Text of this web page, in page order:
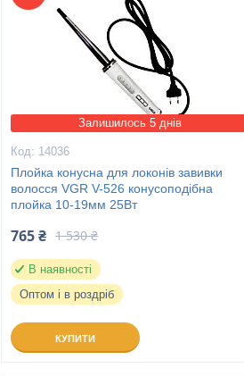
Залишилось 5 днів
14036
Плойка конусна для локонів завивки
волосся VGR V-526 конусоподібна
плойка 10-19мм 25Вт
765 ₴ 1 530 ₴
В наявності
Оптом і в роздріб
КУПИТИ